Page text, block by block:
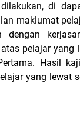
di
maklumat
pelajar yang
Hasil
yang lewat